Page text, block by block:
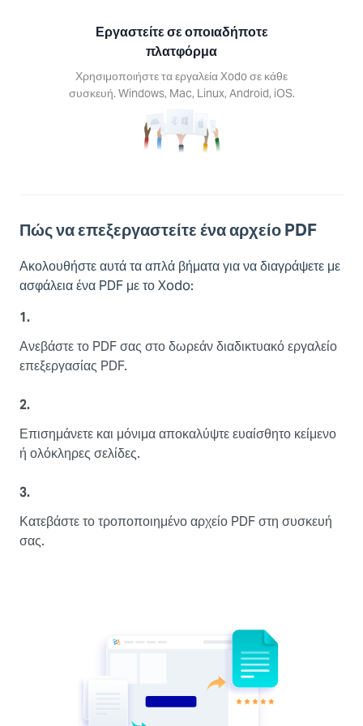
Εργαστείτε σε οποιαδήποτε
πλατφόρμα
Χρησιμοποιήστε τα εργαλεία Xodo σε κάθε
συσκευή. Windows, Mac, Linux, Android, iOS.
Πώς να επεξεργαστείτε ένα αρχείο PDF
Ακολουθήστε αυτά τα απλά βήματα για να διαγράψετε με
ασφάλεια ένα PDF με το Xodo:
1.
Ανεβάστε το PDF σας στο δωρεάν διαδικτυακό εργαλείο
επεξεργασίας PDF.
2.
Επισημάνετε και μόνιμα αποκαλύψτε ευαίσθητο κείμενο
ή ολόκληρες σελίδες.
3.
Κατεβάστε το τροποποιημένο αρχείο PDF στη συσκευή
σας.